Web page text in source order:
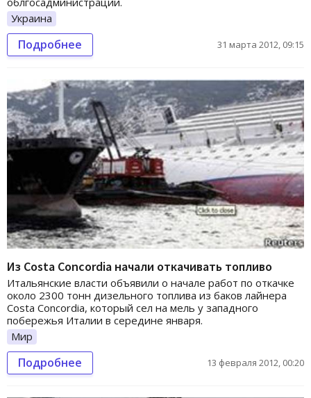
Украина
Подробнее 31 марта 2012, 09:15
Из Costa Concordia начали откачивать топливо
Итальянские власти объявили о начале работ по откачке
около 2300 тонн дизельного топлива из баков лайнера
Costa Concordia, который сел на мель у западного
побережья Италии в середине января.
Мир
Подробнее 13 февраля 2012, 00:20